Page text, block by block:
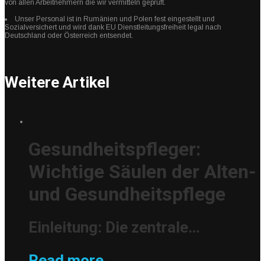
von allen Arbeitnehmern die wir vermitteln geprüft.
Unser Personal ist in Rumänien und Polen fest eingestellt und
Sozialversichert und wird dank EU Dienstleitungsfreiheit legal nach
Deutschland oder Österreich entsendet.
Weitere Artikel
Gesundheitspfleger:
Wichtige Säulen der Alten-
und Gesundheitspflege
Einleitung: Die zentrale…